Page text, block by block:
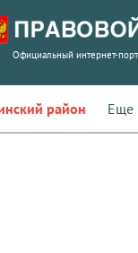
Официальный интернет-
район Еще